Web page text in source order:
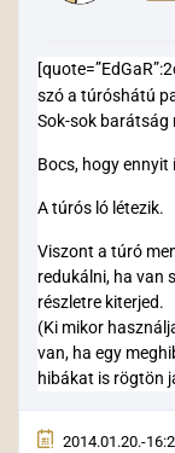
szó a túróshátú
Sok-sok
Bocs, hogy ennyit
A túrós ló létezik.
Viszont a túró
redukálni, ha van
részletre kiterjed.
(Ki mikor
van, ha egy
hibákat is rögtön
2014.01.20.-